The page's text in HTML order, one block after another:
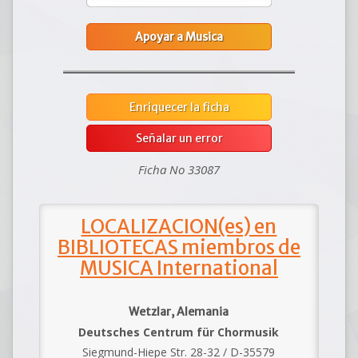
Apoyar a Musica
Enriquecer la ficha
Señalar un error
Ficha No 33087
LOCALIZACION(es) en
BIBLIOTECAS miembros de
MUSICA International
Wetzlar, Alemania
Deutsches Centrum für Chormusik
Siegmund-Hiepe Str. 28-32 / D-35579